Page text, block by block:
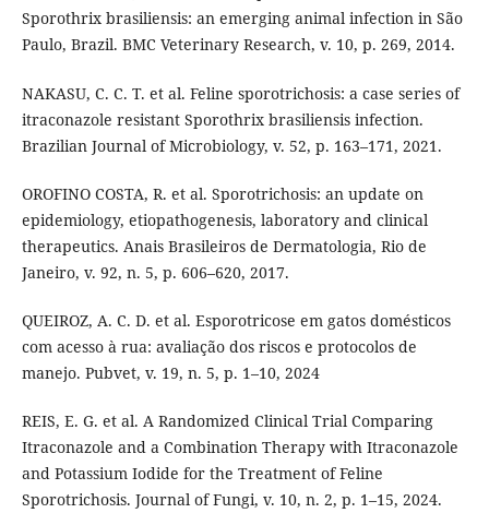
Sporothrix brasiliensis: an emerging animal infection in São
Paulo, Brazil. BMC Veterinary Research, v. 10, p. 269, 2014.
NAKASU, C. C. T. et al. Feline sporotrichosis: a case series of
itraconazole resistant Sporothrix brasiliensis infection.
Brazilian Journal of Microbiology, v. 52, p. 163–171, 2021.
OROFINO COSTA, R. et al. Sporotrichosis: an update on
epidemiology, etiopathogenesis, laboratory and clinical
therapeutics. Anais Brasileiros de Dermatologia, Rio de
Janeiro, v. 92, n. 5, p. 606–620, 2017.
QUEIROZ, A. C. D. et al. Esporotricose em gatos domésticos
com acesso à rua: avaliação dos riscos e protocolos de
manejo. Pubvet, v. 19, n. 5, p. 1–10, 2024
REIS, E. G. et al. A Randomized Clinical Trial Comparing
Itraconazole and a Combination Therapy with Itraconazole
and Potassium Iodide for the Treatment of Feline
Sporotrichosis. Journal of Fungi, v. 10, n. 2, p. 1–15, 2024.